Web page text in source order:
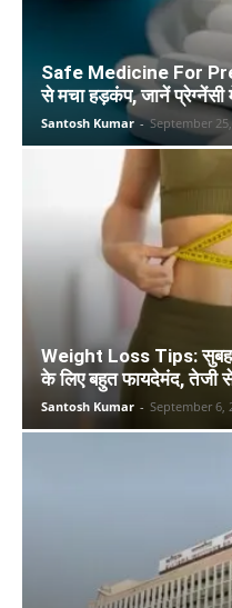
Safe Medicine For
से मचा हड़कंप, जानें प्रेग्नेंसी
Santosh Kumar - September
Weight Loss Tips: सुबह
के लिए बहुत फायदेमंद, तेजी से
Santosh Kumar - September 6,